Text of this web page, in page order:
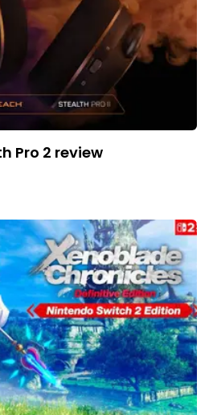
Pro 2 review